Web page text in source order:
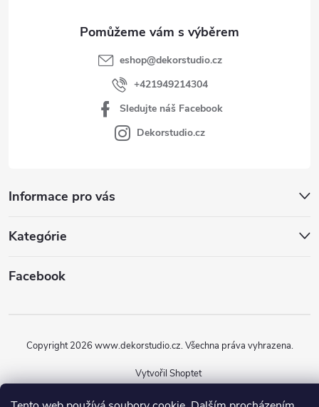
Informace pro vás
Kategórie
Facebook
eshop@dekorstudio.cz
+421949214304
Sledujte náš Facebook
Dekorstudio.cz
Vytvořil Shoptet
Copyright 2026 www.dekorstudio.cz. Všechna práva vyhrazena.